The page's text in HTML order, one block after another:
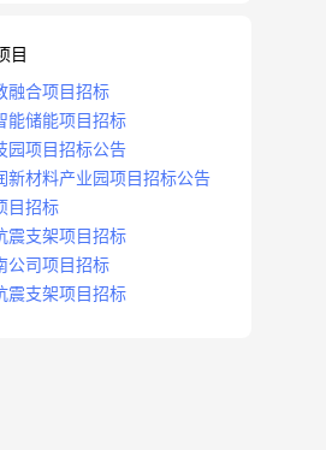
目
融合项目招标
能储能项目招标
园项目招标公告
新材料产业园项目招标公告
目招标
震支架项目招标
公司项目招标
震支架项目招标